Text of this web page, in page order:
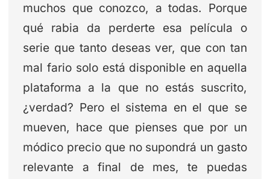
muchos que conozco, a todas. Porque
qué rabia da perderte esa película o
serie que tanto deseas ver, que con tan
mal fario solo está disponible en aquella
plataforma a la que no estás suscrito,
¿verdad? Pero el sistema en el que se
mueven, hace que pienses que por un
módico precio que no supondrá un gasto
relevante a final de mes, te puedas